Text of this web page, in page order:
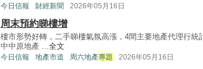
今日信報 財經新聞 2026年05月16日
周末預約睇樓增
樓市形勢好轉，二手睇樓氣氛高漲，4間主要地產代理行
中中原地產 ...全文
今日信報 地產市道 周六地產專題 2026年05月16日